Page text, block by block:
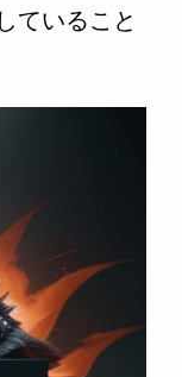
ていること